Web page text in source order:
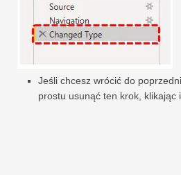
Jeśli chcesz wrócić do
prostu usunąć ten krok, klikając